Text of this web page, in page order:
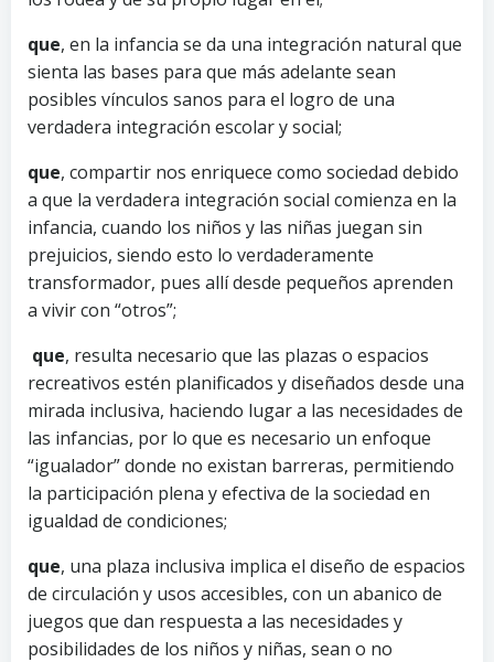
que, en la infancia se da una integración natural que
sienta las bases para que más adelante sean
posibles vínculos sanos para el logro de una
verdadera integración escolar y social;
que, compartir nos enriquece como sociedad debido
a que la verdadera integración social comienza en la
infancia, cuando los niños y las niñas juegan sin
prejuicios, siendo esto lo verdaderamente
transformador, pues allí desde pequeños aprenden
a vivir con “otros”;
que, resulta necesario que las plazas o espacios
recreativos estén planificados y diseñados desde una
mirada inclusiva, haciendo lugar a las necesidades de
las infancias, por lo que es necesario un enfoque
“igualador” donde no existan barreras, permitiendo
la participación plena y efectiva de la sociedad en
igualdad de condiciones;
que, una plaza inclusiva implica el diseño de espacios
de circulación y usos accesibles, con un abanico de
juegos que dan respuesta a las necesidades y
posibilidades de los niños y niñas, sean o no